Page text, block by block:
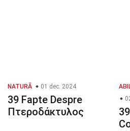
NATURĂ 01 dec. 2024
39 Fapte Despre
Πτεροδάκτυλος